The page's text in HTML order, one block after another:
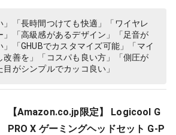
004 ブラック 国内正規品 【 ファイ
ナルファンタジー XIV 推奨モ…
」「長時間つけても快適」「ワイヤレ
」「高級感があるデザイン」「足音が
「GHUBでカスタマイズ可能」「マイ
改善を」「コスパも良い方」「側圧が
がシンプルでカッコ良い」
【Amazon.co.jp限定】 Logicool G
PRO X ゲーミングヘッドセット G-P